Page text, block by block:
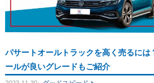
パサートオールトラックを高く売るには
ールが良いグレードもご紹介